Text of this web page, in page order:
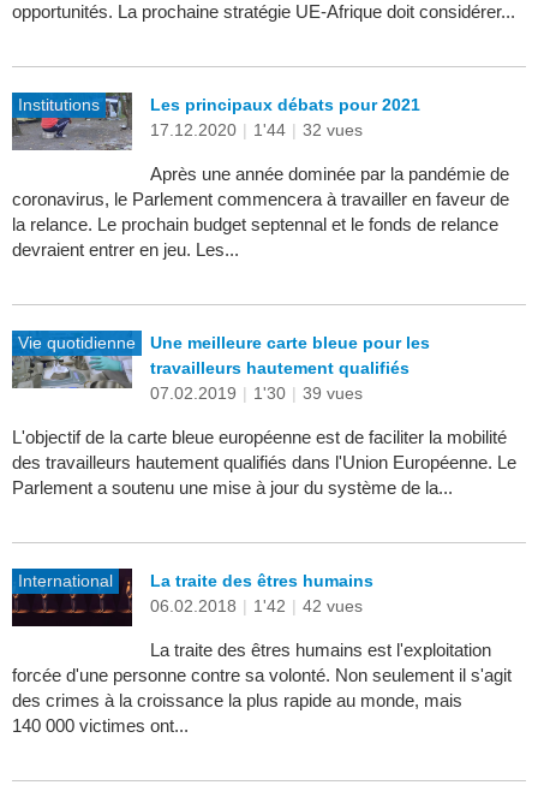
opportunités. La prochaine stratégie UE-Afrique doit considérer...
Institutions
Les principaux débats pour 2021
17.12.2020 | 1'44 | 32 vues
Après une année dominée par la pandémie de
coronavirus, le Parlement commencera à travailler en faveur de
la relance. Le prochain budget septennal et le fonds de relance
devraient entrer en jeu. Les...
Vie quotidienne
Une meilleure carte bleue pour les
travailleurs hautement qualifiés
07.02.2019 | 1'30 | 39 vues
L'objectif de la carte bleue européenne est de faciliter la mobilité
des travailleurs hautement qualifiés dans l'Union Européenne. Le
Parlement a soutenu une mise à jour du système de la...
International
La traite des êtres humains
06.02.2018 | 1'42 | 42 vues
La traite des êtres humains est l'exploitation
forcée d'une personne contre sa volonté. Non seulement il s'agit
des crimes à la croissance la plus rapide au monde, mais
140 000 victimes ont...